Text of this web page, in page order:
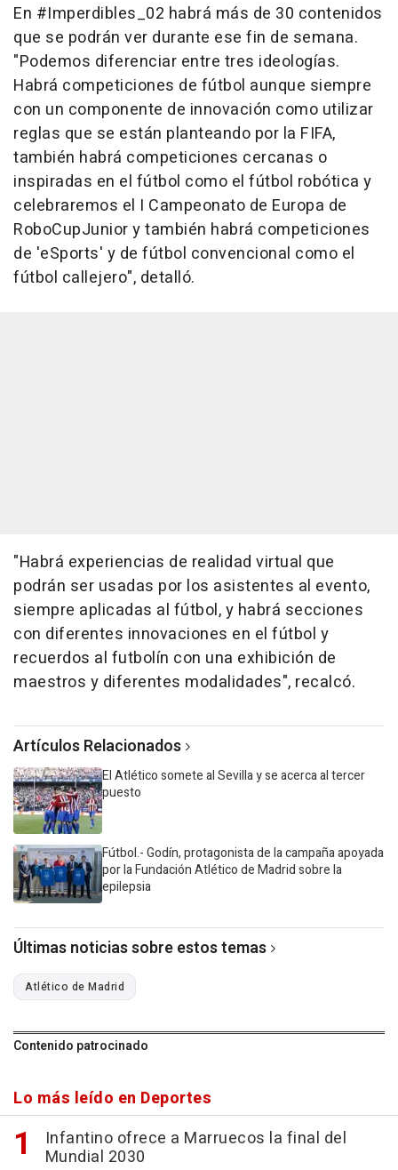
En #Imperdibles_02 habrá más de 30 contenidos
que se podrán ver durante ese fin de semana.
"Podemos diferenciar entre tres ideologías.
Habrá competiciones de fútbol aunque siempre
con un componente de innovación como utilizar
reglas que se están planteando por la FIFA,
también habrá competiciones cercanas o
inspiradas en el fútbol como el fútbol robótica y
celebraremos el I Campeonato de Europa de
RoboCupJunior y también habrá competiciones
de 'eSports' y de fútbol convencional como el
fútbol callejero", detalló.
"Habrá experiencias de realidad virtual que
podrán ser usadas por los asistentes al evento,
siempre aplicadas al fútbol, y habrá secciones
con diferentes innovaciones en el fútbol y
recuerdos al futbolín con una exhibición de
maestros y diferentes modalidades", recalcó.
Artículos Relacionados
El Atlético somete al Sevilla y se acerca al tercer
puesto
Fútbol.- Godín, protagonista de la campaña apoyada
por la Fundación Atlético de Madrid sobre la
epilepsia
Últimas noticias sobre estos temas
Atlético de Madrid
Contenido patrocinado
Lo más leído en Deportes
Infantino ofrece a Marruecos la final del
Mundial 2030